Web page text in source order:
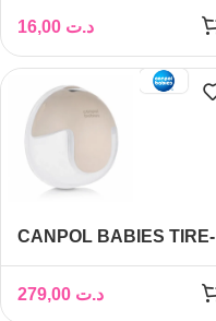
د.ت
CANPOL BABIES TIRE-
INTELLIGENT 20/115
د.ت